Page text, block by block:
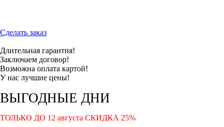
Сделать заказ
Длительная гарантия!
Заключаем договор!
Возможна оплата картой!
У нас лучшие цены!
ВЫГОДНЫЕ ДНИ
ТОЛЬКО ДО 12 августа СКИДКА 25%